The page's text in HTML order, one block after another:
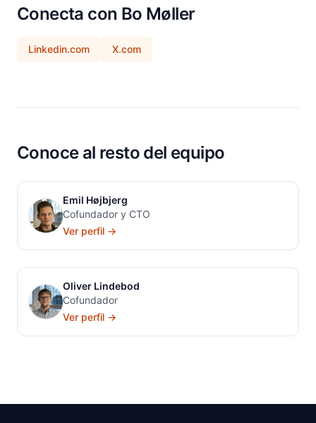
Conecta con Bo Møller
Linkedin.com X.com
Conoce al resto del equipo
Emil Højbjerg
Cofundador y CTO
Ver perfil →
Oliver Lindebod
Cofundador
Ver perfil →